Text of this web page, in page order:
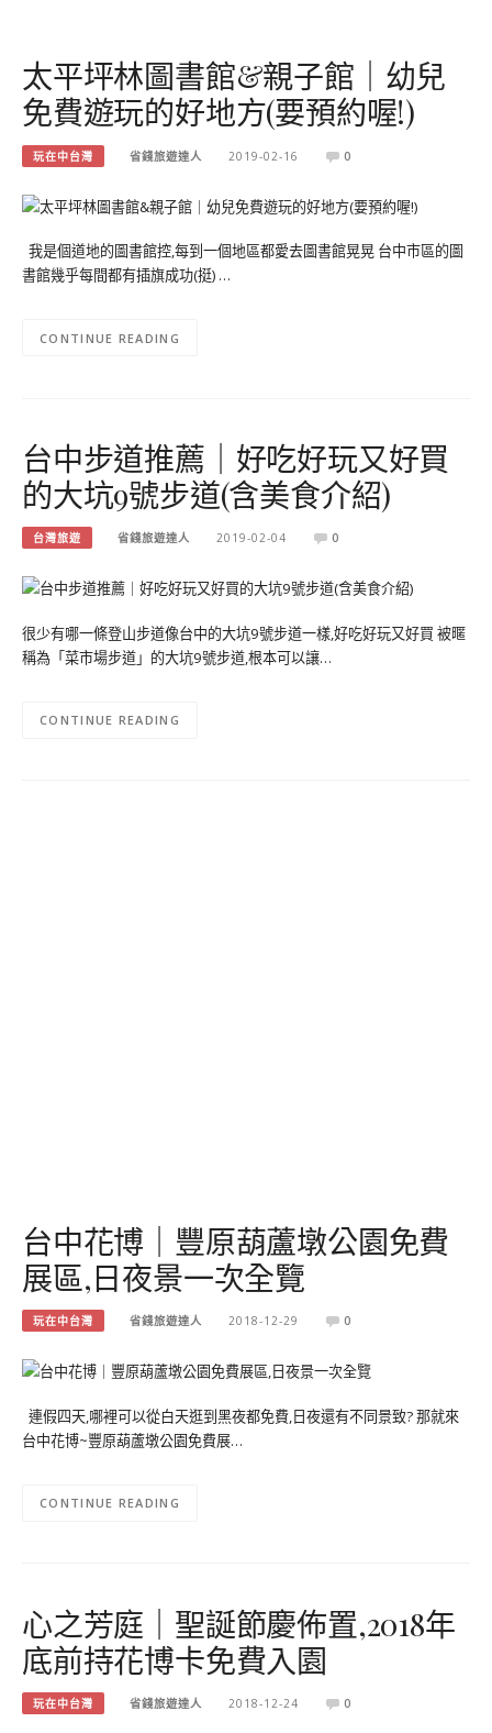
太平坪林圖書館&親子館｜幼兒
免費遊玩的好地方(要預約喔!)
玩在中台灣 省錢旅遊達人 2019-02-16 0
我是個道地的圖書館控,每到一個地區都愛去圖書館晃晃 台中市區的圖
書館幾乎每間都有插旗成功(挺) …
CONTINUE READING
台中步道推薦｜好吃好玩又好買
的大坑9號步道(含美食介紹)
台灣旅遊 省錢旅遊達人 2019-02-04 0
很少有哪一條登山步道像台中的大坑9號步道一樣,好吃好玩又好買 被暱
稱為「菜市場步道」的大坑9號步道,根本可以讓…
CONTINUE READING
台中花博｜豐原葫蘆墩公園免費
展區,日夜景一次全覽
玩在中台灣 省錢旅遊達人 2018-12-29 0
連假四天,哪裡可以從白天逛到黑夜都免費,日夜還有不同景致? 那就來
台中花博~豐原葫蘆墩公園免費展…
CONTINUE READING
心之芳庭｜聖誕節慶佈置,2018年
底前持花博卡免費入園
玩在中台灣 省錢旅遊達人 2018-12-24 0